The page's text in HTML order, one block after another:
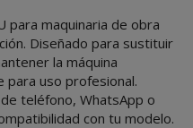
para maquinaria de obra
Diseñado para sustituir
la máquina
para uso profesional.
teléfono, WhatsApp o
con tu modelo.